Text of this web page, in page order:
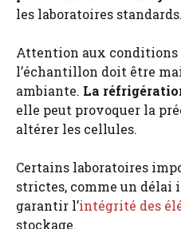
les laboratoires standards.
Attention aux conditions
l’échantillon doit être
ambiante. La
elle peut provoquer la
altérer les cellules.
Certains laboratoires
strictes, comme un délai
garantir l’intégrité des
stockage.